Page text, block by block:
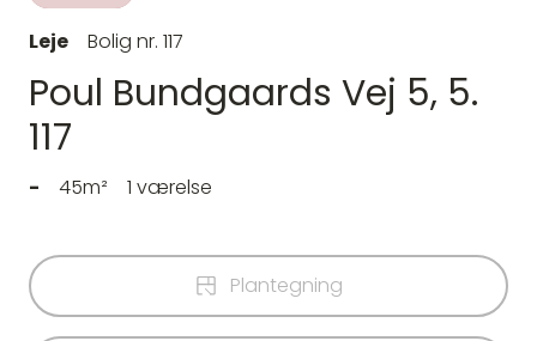
Leje Bolig nr. 117
Poul Bundgaards Vej 5, 5.
117
- 45m² 1 værelse
Plantegning